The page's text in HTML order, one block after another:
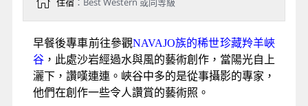
０歲的女士，當夜晚來臨，華燈初上她即蛻變成一
位十八歲的少女，您可自費的去欣賞她的丰采。
註：IN ＆ OUT 漢堡餐～ 若吃素或是不吃牛肉
者，則可改享用素食漢堡 。